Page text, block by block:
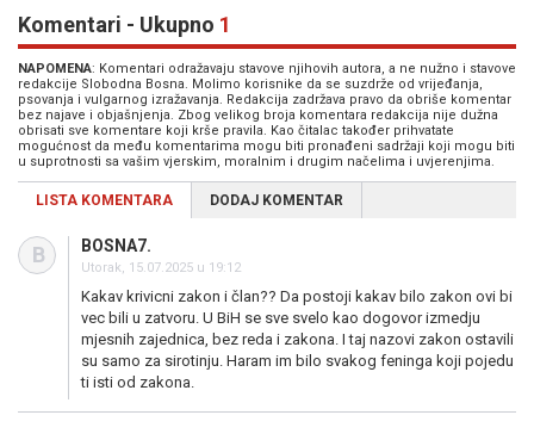
Komentari - Ukupno 1
NAPOMENA: Komentari odražavaju stavove njihovih autora, a ne nužno i stavove
redakcije Slobodna Bosna. Molimo korisnike da se suzdrže od vrijeđanja,
psovanja i vulgarnog izražavanja. Redakcija zadržava pravo da obriše komentar
bez najave i objašnjenja. Zbog velikog broja komentara redakcija nije dužna
obrisati sve komentare koji krše pravila. Kao čitalac također prihvatate
mogućnost da među komentarima mogu biti pronađeni sadržaji koji mogu biti
u suprotnosti sa vašim vjerskim, moralnim i drugim načelima i uvjerenjima.
LISTA KOMENTARA DODAJ KOMENTAR
B BOSNA7.
Utorak, 15.07.2025 u 19:12
Kakav krivicni zakon i član?? Da postoji kakav bilo zakon ovi bi
vec bili u zatvoru. U BiH se sve svelo kao dogovor izmedju
mjesnih zajednica, bez reda i zakona. I taj nazovi zakon ostavili
su samo za sirotinju. Haram im bilo svakog feninga koji pojedu
ti isti od zakona.